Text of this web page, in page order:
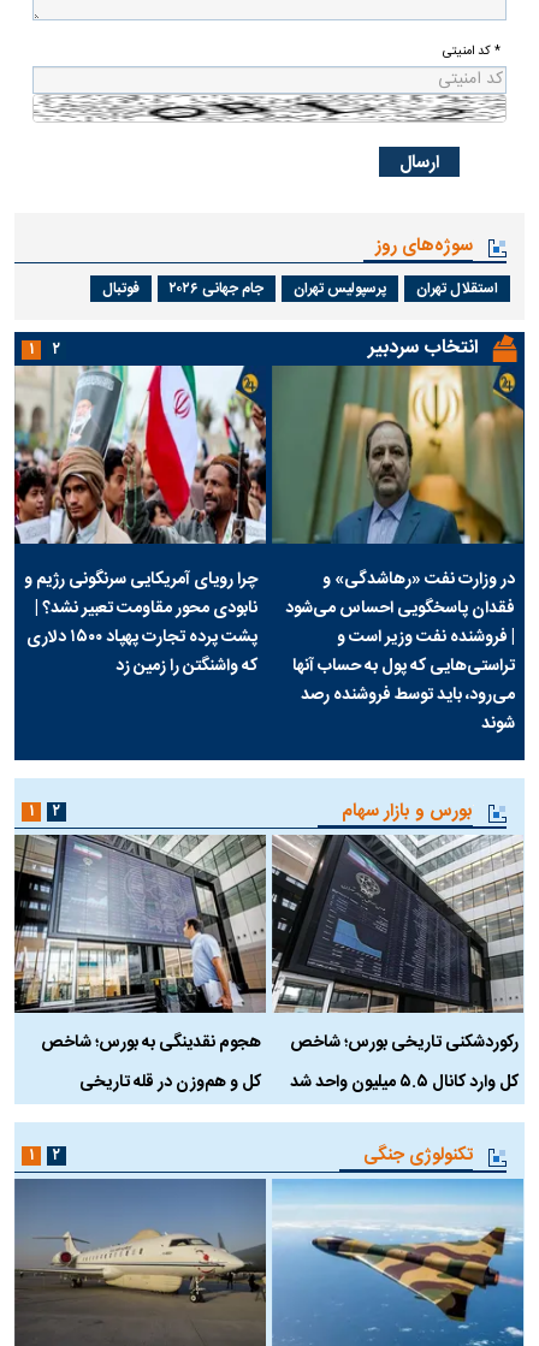
* کد امنیتی
سوژه‌های روز
استقلال تهران پرسپولیس تهران جام جهانی ۲۰۲۶ فوتبال
انتخاب سردبیر
در وزارت نفت «رهاشدگی» و
فقدان پاسخگویی احساس می‌شود
| فروشنده نفت وزیر است و
تراستی‌هایی که پول به حساب آنها
می‌رود، باید توسط فروشنده رصد
شوند
چرا رویای آمریکایی سرنگونی رژیم و
نابودی محور مقاومت تعبیر نشد؟ |
پشت پرده تجارت پهپاد‌ ۱۵۰۰ دلاری
که واشنگتن را زمین زد
۱ ۲
بورس و بازار سهام
رکوردشکنی تاریخی بورس؛ شاخص
کل وارد کانال ۵.۵ میلیون واحد شد
هجوم نقدینگی به بورس؛ شاخص
کل و هم‌وزن در قله تاریخی
۱ ۲
تکنولوژی جنگی ۱ ۲